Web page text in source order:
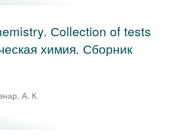
Сollection of tests
химия. Сборник
А. К.